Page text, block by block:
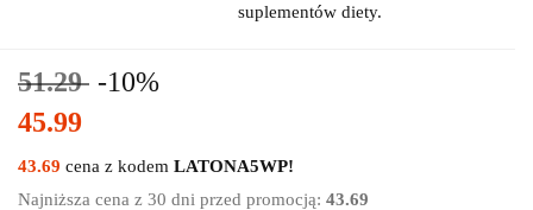
suplementów diety.
51.29 -10%
45.99
43.69 cena z kodem LATONA5WP!
Najniższa cena z 30 dni przed promocją: 43.69